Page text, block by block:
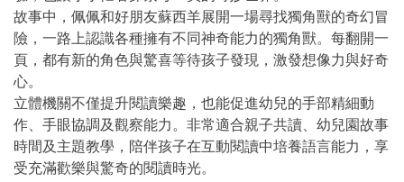
故事中，佩佩和好朋友蘇西羊展開一場尋找獨角獸的奇幻冒
險，一路上認識各種擁有不同神奇能力的獨角獸。每翻開一
頁，都有新的角色與驚喜等待孩子發現，激發想像力與好奇
心。
立體機關不僅提升閱讀樂趣，也能促進幼兒的手部精細動
作、手眼協調及觀察能力。非常適合親子共讀、幼兒園故事
時間及主題教學，陪伴孩子在互動閱讀中培養語言能力，享
受充滿歡樂與驚奇的閱讀時光。